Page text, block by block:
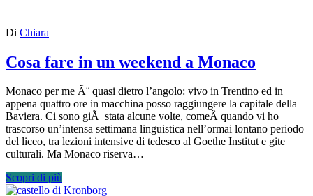
Di Chiara
Cosa fare in un weekend a Monaco
Monaco per me Ã¨ quasi dietro l’angolo: vivo in Trentino ed in
appena quattro ore in macchina posso raggiungere la capitale della
Baviera. Ci sono giÃ stata alcune volte, comeÂ quando vi ho
trascorso un’intensa settimana linguistica nell’ormai lontano periodo
del liceo, tra lezioni intensive di tedesco al Goethe Institut e gite
culturali. Ma Monaco riserva…
Scopri di più